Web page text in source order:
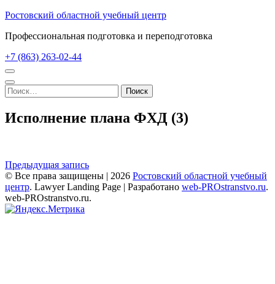
Перейти
содержимому
Enter)
Ростовский областной учебный центр
Профессиональная подготовка и переподготовка
+7 (863) 263-02-44
Найти:
Исполнение плана ФХД (3)
Навигация
по
записям
Предыдущая запись
© Все права защищены | 2026 Ростовский областной учебный
центр. Lawyer Landing Page | Разработано web-PROstranstvo.ru.
web-PROstranstvo.ru.